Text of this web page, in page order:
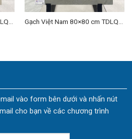
Gạch Việt Nam 80×80 cm TDLQ-
vào form bên dưới và nhấn nút
cho bạn về các chương trình